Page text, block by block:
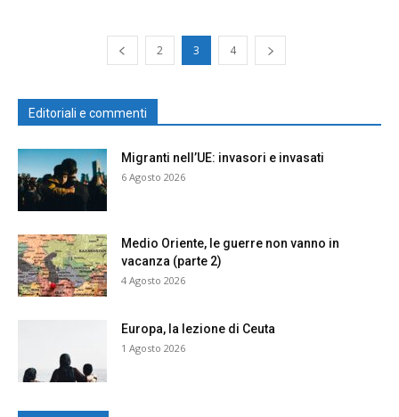
2 3 4
Editoriali e commenti
Migranti nell’UE: invasori e invasati
6 Agosto 2026
Medio Oriente, le guerre non vanno in
vacanza (parte 2)
4 Agosto 2026
Europa, la lezione di Ceuta
1 Agosto 2026